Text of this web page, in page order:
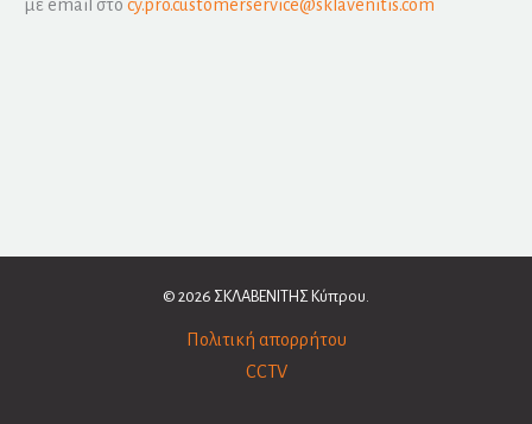
με email στο cy.pro.customerservice@sklavenitis.com
© 2026 ΣΚΛΑΒΕΝΙΤΗΣ Κύπρου.
Πολιτική απορρήτου
CCTV